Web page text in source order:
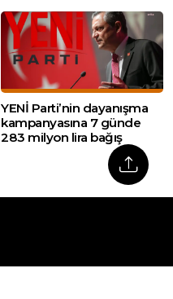
YENİ Parti’nin dayanışma
kampanyasına 7 günde
283 milyon lira bağış